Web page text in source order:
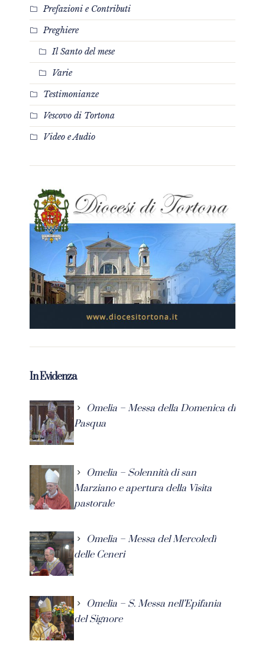
Prefazioni e Contributi
Preghiere
Il Santo del mese
Varie
Testimonianze
Vescovo di Tortona
Video e Audio
In Evidenza
Omelia – Messa della Domenica di
Pasqua
Omelia – Solennità di san
Marziano e apertura della Visita
pastorale
Omelia – Messa del Mercoledì
delle Ceneri
Omelia – S. Messa nell’Epifania
del Signore